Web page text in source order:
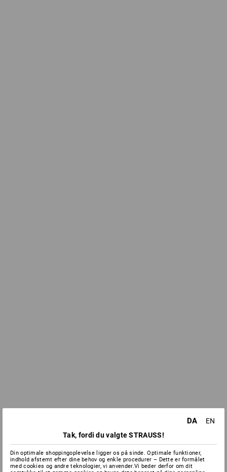
DA
EN
Tak, fordi du valgte STRAUSS!
Din optimale shoppingoplevelse ligger os på sinde. Optimale funktioner,
indhold afstemt efter dine behov og enkle procedurer – Dette er formålet
med cookies og andre teknologier, vi anvender.Vi beder derfor om dit